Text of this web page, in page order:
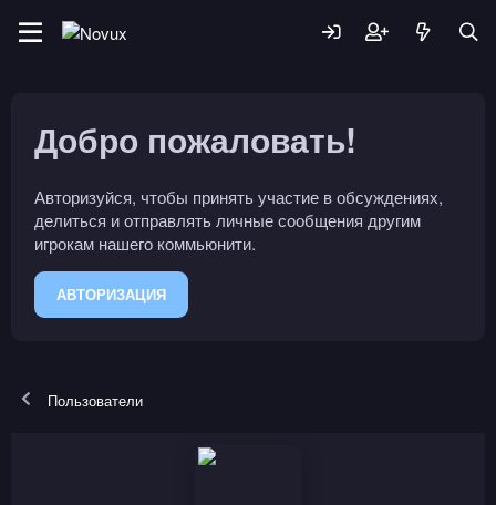
Добро пожаловать!
Авторизуйся, чтобы принять участие в обсуждениях,
делиться и отправлять личные сообщения другим
игрокам нашего коммьюнити.
АВТОРИЗАЦИЯ
Пользователи